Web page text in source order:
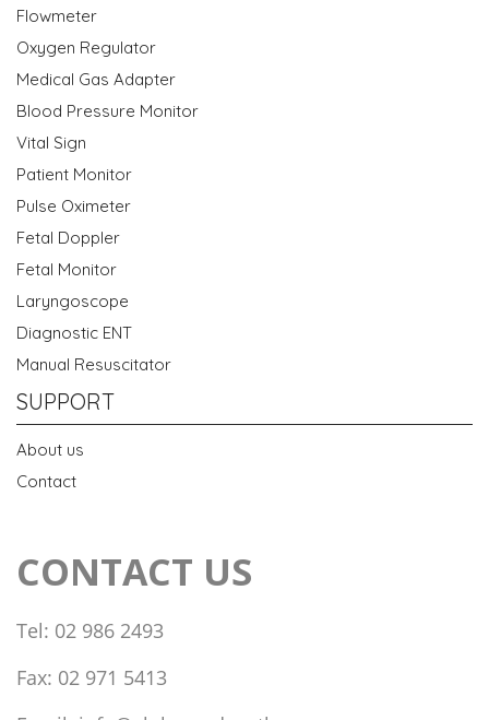
Flowmeter
Oxygen Regulator
Medical Gas Adapter
Blood Pressure Monitor
Vital Sign
Patient Monitor
Pulse Oximeter
Fetal Doppler
Fetal Monitor
Laryngoscope
Diagnostic ENT
Manual Resuscitator
SUPPORT
About us
Contact
CONTACT US
Tel: 02 986 2493
Fax: 02 971 5413